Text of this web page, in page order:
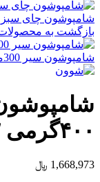
شامپوشون چای سبزونعنا 400گرمی
بازگشت به
شامپوشون سیر 300میلی لیتر 12عددی
۴۰۰گرمی ۱۲عددی
1,668,973 ﷼